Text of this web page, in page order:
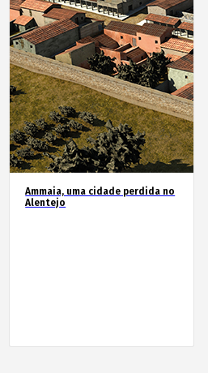
Ammaia, uma cidade perdida no
Alentejo